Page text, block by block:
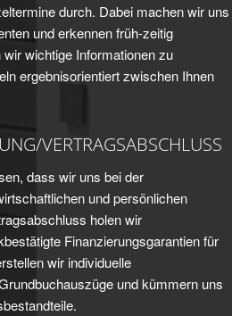
durch. Dabei machen wir uns
und erkennen früh-zeitig
wichtige Informationen zu
ergebnisorientiert zwischen Ihnen
VERTRAGSABSCHLUSS
dass wir uns bei der
und persönlichen
holen wir
Finanzierungsgarantien für
wir individuelle
und kümmern uns